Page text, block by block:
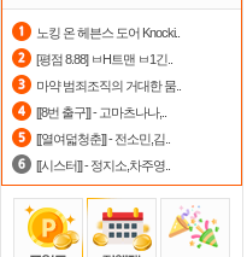
노킹 온 헤븐스 도어 Knocki..
[평점 8.88] ㅂH트맨 ㅂ1긴..
마약 범죄조직의 거대한 뭄..
[[8번 출구]] - 고마츠나나,..
[[열여덟청춘]] - 전소민,김..
[[시스터]] - 정지소,차주영..